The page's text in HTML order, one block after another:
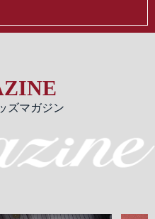
ズマガジン